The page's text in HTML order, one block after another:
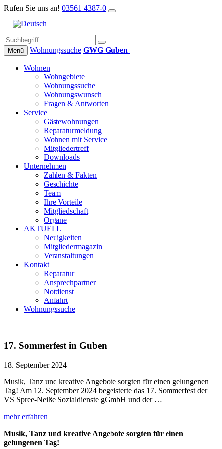
Rufen Sie uns an! 03561 4387-0
Menü Wohnungs­suche GWG Guben
Wohnen
Wohngebiete
Wohnungssuche
Wohnungswunsch
Fragen & Antworten
Service
Gästewohnungen
Reparaturmeldung
Wohnen mit Service
Mitgliedertreff
Downloads
Unternehmen
Zahlen & Fakten
Geschichte
Team
Ihre Vorteile
Mitgliedschaft
Organe
AKTUELL
Neuigkeiten
Mitgliedermagazin
Veranstaltungen
Kontakt
Reparatur
Ansprechpartner
Notdienst
Anfahrt
Wohnungssuche
17. Sommerfest in Guben
18. September 2024
Musik, Tanz und kreative Angebote sorgten für einen gelungenen
Tag! Am 12. September 2024 begeisterte das 17. Sommerfest der
VS Spree-Neiße Sozialdienste gGmbH und der …
mehr erfahren
Musik, Tanz und kreative Angebote sorgten für einen
gelungenen Tag!